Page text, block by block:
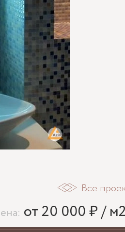
Все
от 20 000 ₽ / м2